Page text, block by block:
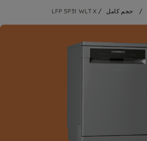
/ حجم كامل /
LFP 5P31 WLT X